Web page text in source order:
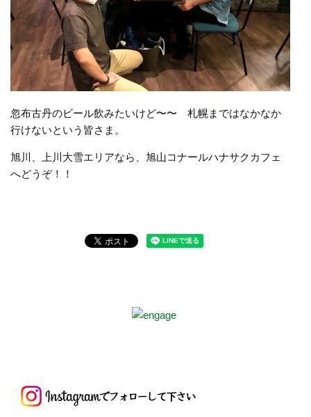
忽布古丹のビール飲みたいけど〜〜 札幌まではなかなか
行けないという皆さま。
旭川、上川大雪エリアなら、旭山コナールハナサクカフェ
へどうぞ！！